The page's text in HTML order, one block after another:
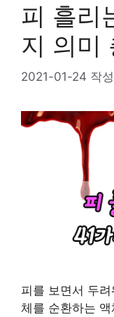
피 흘리
지 의미
2021-01-24 작
피를 보면서 두
체를 순환하는